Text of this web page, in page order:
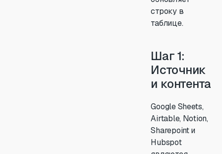
строку в
таблице.
Шаг 1:
Источник
и контента
Google Sheets,
Airtable, Notion,
Sharepoint и
Hubspot